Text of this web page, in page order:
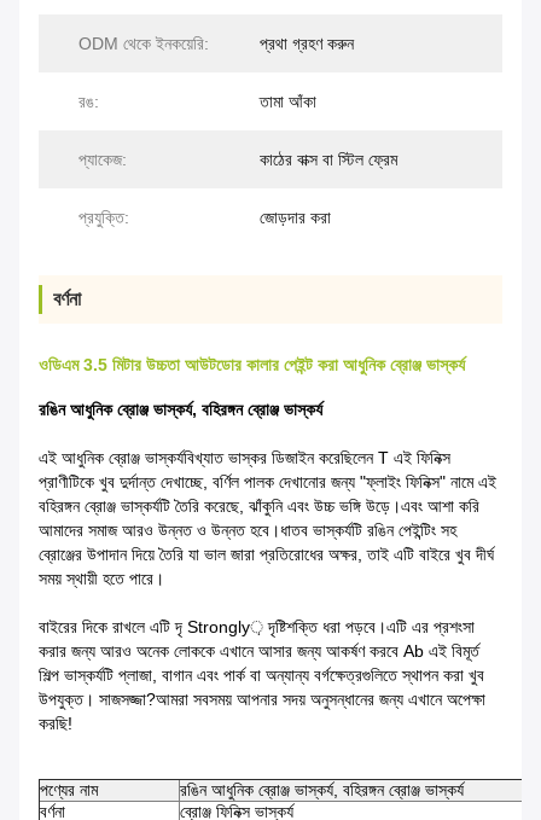
ODM থেকে ইনকয়েরি: প্রথা গ্রহণ করুন
রঙ: তামা আঁকা
প্যাকেজ: কাঠের বাক্স বা স্টিল ফ্রেম
প্রযুক্তি: জোড়দার করা
বর্ণনা
ওডিএম 3.5 মিটার উচ্চতা আউটডোর কালার পেইন্ট করা আধুনিক ব্রোঞ্জ ভাস্কর্য
রঙিন আধুনিক ব্রোঞ্জ ভাস্কর্য, বহিরঙ্গন ব্রোঞ্জ ভাস্কর্য
এই আধুনিক ব্রোঞ্জ ভাস্কর্যবিখ্যাত ভাস্কর ডিজাইন করেছিলেন T এই ফিনিক্স
প্রাণীটিকে খুব দুর্দান্ত দেখাচ্ছে, বর্ণিল পালক দেখানোর জন্য "ফ্লাইং ফিনিক্স" নামে এই
বহিরঙ্গন ব্রোঞ্জ ভাস্কর্যটি তৈরি করেছে, ঝাঁকুনি এবং উচ্চ ভঙ্গি উড়ে।এবং আশা করি
আমাদের সমাজ আরও উন্নত ও উন্নত হবে।ধাতব ভাস্কর্যটি রঙিন পেইন্টিং সহ
ব্রোঞ্জের উপাদান দিয়ে তৈরি যা ভাল জারা প্রতিরোধের অক্ষর, তাই এটি বাইরে খুব দীর্ঘ
সময় স্থায়ী হতে পারে।
বাইরের দিকে রাখলে এটি দৃ Strongly় দৃষ্টিশক্তি ধরা পড়বে।এটি এর প্রশংসা
করার জন্য আরও অনেক লোককে এখানে আসার জন্য আকর্ষণ করবে Ab এই বিমূর্ত
শিল্প ভাস্কর্যটি প্লাজা, বাগান এবং পার্ক বা অন্যান্য বর্গক্ষেত্রগুলিতে স্থাপন করা খুব
উপযুক্ত। সাজসজ্জা?আমরা সবসময় আপনার সদয় অনুসন্ধানের জন্য এখানে অপেক্ষা
করছি!
পণ্যের নাম
রঙিন আধুনিক ব্রোঞ্জ ভাস্কর্য, বহিরঙ্গন ব্রোঞ্জ ভাস্কর্য
বর্ণনা
ব্রোঞ্জ ফিনিক্স ভাস্কর্য